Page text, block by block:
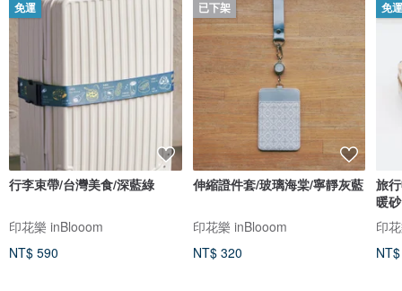
免運
行李束帶/台灣美食/深藍綠
印花樂 inBlooom
NT$ 590
已下架
伸縮證件套/玻璃海棠/寧靜灰藍
印花樂 inBlooom
NT$ 320
免
旅
暖砂
印